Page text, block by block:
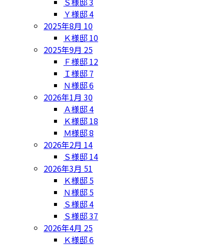
Ｙ様邸4
2025年8月 10
Ｋ様邸 10
2025年9月 25
Ｆ様邸 12
Ｉ様邸 7
Ｎ様邸6
2026年1月 30
Ａ様邸4
Ｋ様邸 18
Ｍ様邸8
2026年2月 14
Ｓ様邸 14
2026年3月 51
Ｋ様邸 5
Ｎ様邸 5
Ｓ様邸4
Ｓ様邸37
2026年4月 25
Ｋ様邸6